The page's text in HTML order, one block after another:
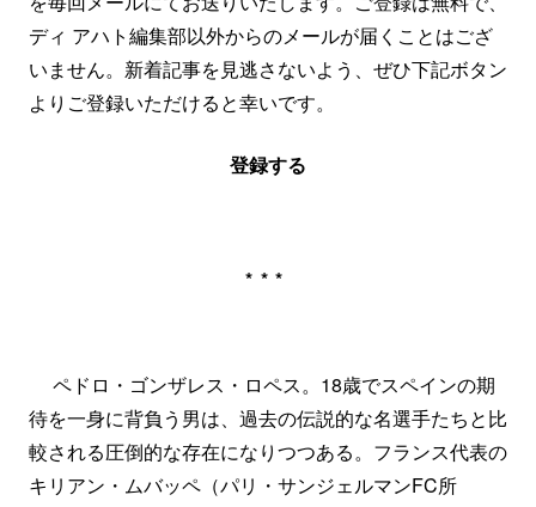
ディ アハト編集部以外からのメールが届くことはござ
いません。新着記事を見逃さないよう、ぜひ下記ボタン
よりご登録いただけると幸いです。
登録する
***
ペドロ・ゴンザレス・ロペス。18歳でスペインの期
待を一身に背負う男は、過去の伝説的な名選手たちと比
較される圧倒的な存在になりつつある。フランス代表の
キリアン・ムバッペ（パリ・サンジェルマンFC所